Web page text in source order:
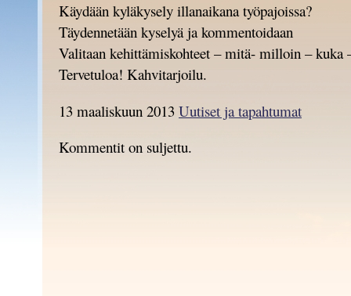
Käydään kyläkysely illanaikana työpajoissa?
Täydennetään kyselyä ja kommentoidaan
Valitaan kehittämiskohteet – mitä- milloin – kuka
Tervetuloa! Kahvitarjoilu.
13 maaliskuun 2013 Uutiset ja tapahtumat
Kommentit on suljettu.